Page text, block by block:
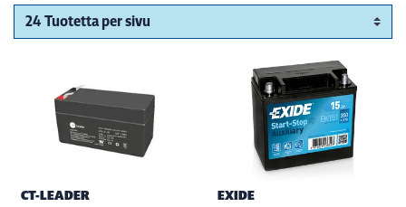
CT-LEADER EXIDE